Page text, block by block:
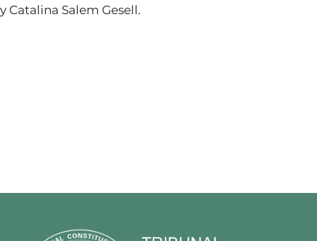
y Catalina Salem Gesell.